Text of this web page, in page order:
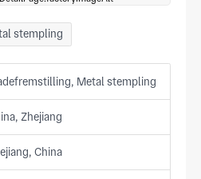
stempling
Metal stempling
Zhejiang
China